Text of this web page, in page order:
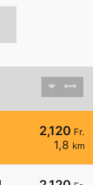
2,120 Fr.
1,8 km